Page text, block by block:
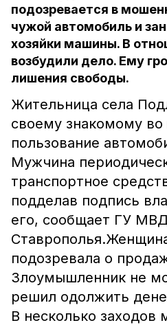
подозревается в
чужой автомобиль и
хозяйки машины. В
возбудили дело. Ему
лишения свободы.
Жительница села
своему знакомому
пользование
Мужчина
транспортное
подделав подпись
его, сообщает ГУ
подозревала о
Злоумышленник не
решил одолжить
В несколько заходов